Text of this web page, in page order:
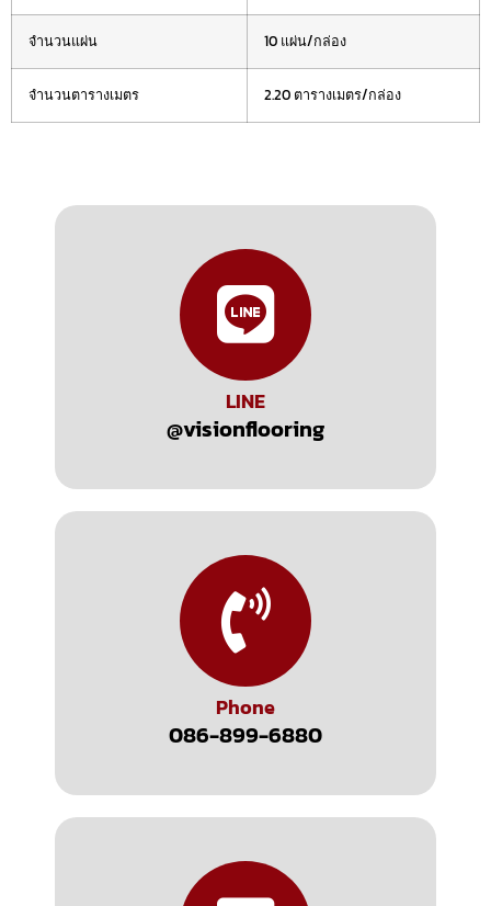
จำนวนแผ่น 10 แผ่น/กล่อง
จำนวนตารางเมตร 2.20 ตารางเมตร/กล่อง
LINE
@visionflooring
Phone
086-899-6880